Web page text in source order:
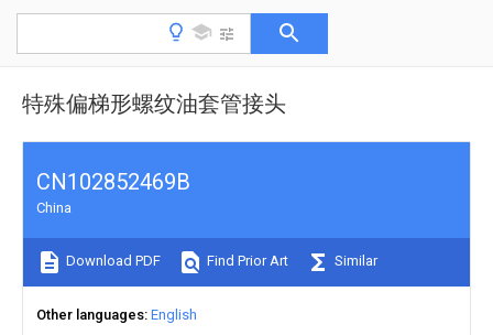
特殊偏梯形螺纹油套管接头
CN102852469B
China
Download PDF Find Prior Art Similar
Other languages English